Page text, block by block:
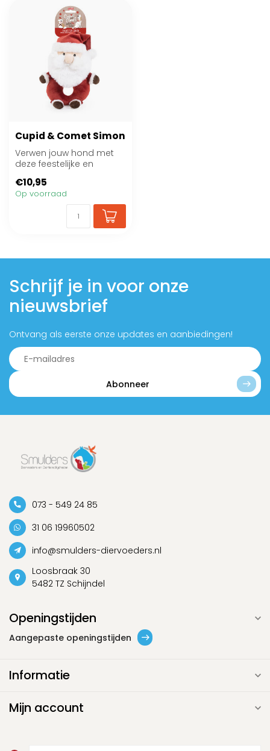
Cupid & Comet Simon
Verwen jouw hond met
deze feestelijke en
€10,95
Op voorraad
Schrijf je in voor onze
nieuwsbrief
Ontvang als eerste onze updates en aanbiedingen!
Abonneer
073 - 549 24 85
31 06 19960502
info@smulders-diervoeders.nl
Loosbraak 30
5482 TZ Schijndel
Openingstijden
Aangepaste openingstijden
Informatie
Mijn account